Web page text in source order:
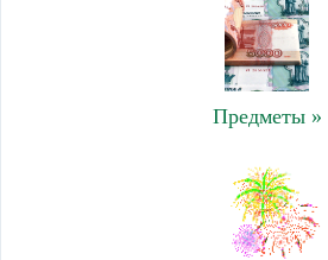
Предметы »